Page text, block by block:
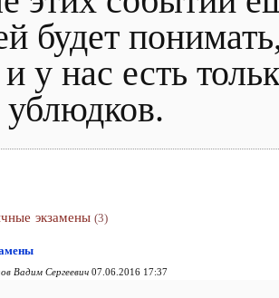
будет
и у нас есть
ублюдков.
экзамены (3)
Вадим Сергеевич 07.06.2016 17:37